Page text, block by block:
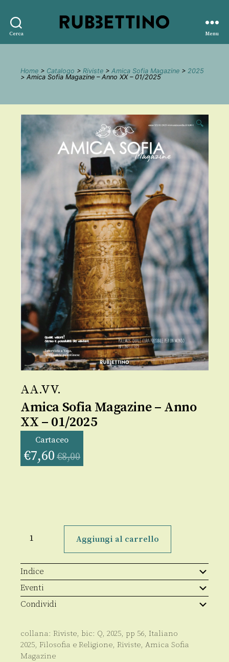
Cerca
editore
Menu
Home > Catalogo > Riviste > Amica Sofia Magazine > 2025
> Amica Sofia Magazine – Anno XX – 01/2025
🔍
AA.VV.
Amica Sofia Magazine – Anno
XX – 01/2025
Cartaceo
€7,60 €8,00
Sofia
Anno
XX
-
01/2025
quantità
Aggiungi al carrello
Indice
Eventi
Condividi
collana: Riviste, bic: Q, 2025, pp 56, Italiano
2025, Filosofia e Religione, Riviste, Amica Sofia
Magazine